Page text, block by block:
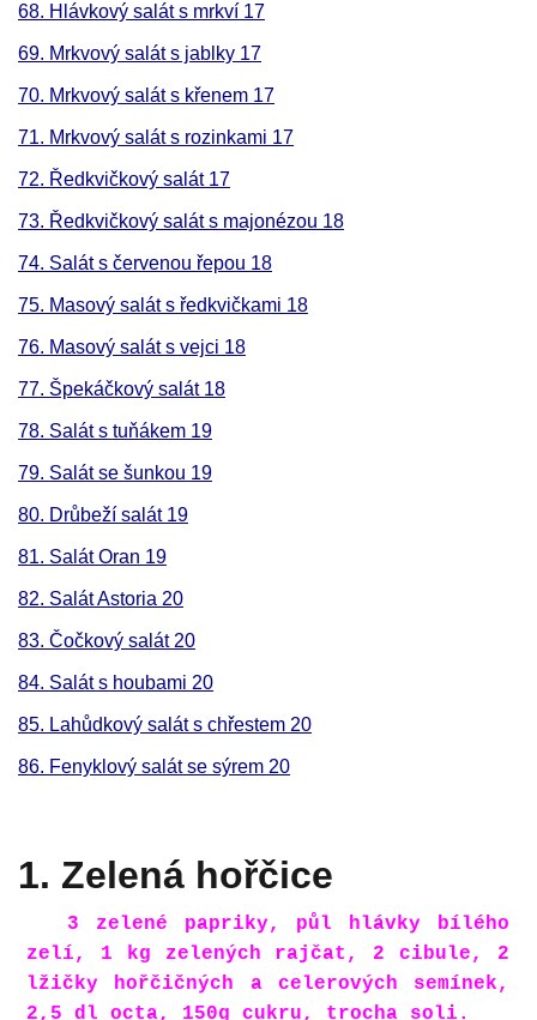
68. Hlávkový salát s mrkví 17
69. Mrkvový salát s jablky 17
70. Mrkvový salát s křenem 17
71. Mrkvový salát s rozinkami 17
72. Ředkvičkový salát 17
73. Ředkvičkový salát s majonézou 18
74. Salát s červenou řepou 18
75. Masový salát s ředkvičkami 18
76. Masový salát s vejci 18
77. Špekáčkový salát 18
78. Salát s tuňákem 19
79. Salát se šunkou 19
80. Drůbeží salát 19
81. Salát Oran 19
82. Salát Astoria 20
83. Čočkový salát 20
84. Salát s houbami 20
85. Lahůdkový salát s chřestem 20
86. Fenyklový salát se sýrem 20
1. Zelená hořčice
3 zelené papriky, půl hlávky bílého
zelí, 1 kg zelených rajčat, 2 cibule, 2
lžičky hořčičných a celerových semínek,
2,5 dl octa, 150g cukru, trocha soli.